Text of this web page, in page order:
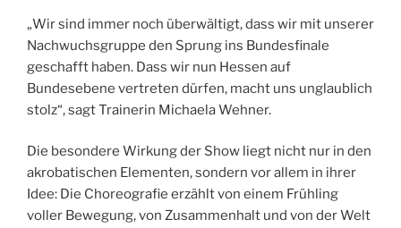
„Wir sind immer noch überwältigt, dass wir mit unserer
Nachwuchsgruppe den Sprung ins Bundesfinale
geschafft haben. Dass wir nun Hessen auf
Bundesebene vertreten dürfen, macht uns unglaublich
stolz“, sagt Trainerin Michaela Wehner.
Die besondere Wirkung der Show liegt nicht nur in den
akrobatischen Elementen, sondern vor allem in ihrer
Idee: Die Choreografie erzählt von einem Frühling
voller Bewegung, von Zusammenhalt und von der Welt